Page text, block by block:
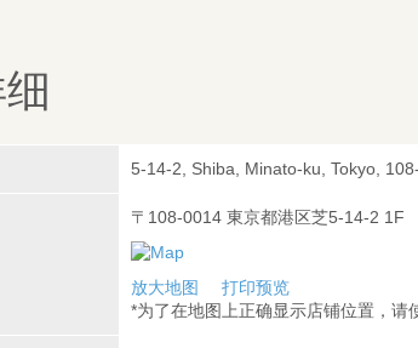
5-14-2, Shiba, Minato-ku, Tokyo,
〒108-0014 東京都港区芝5-14-2 1F
放大地图
打印预览
*为了在地图上正确显示店铺位置，请